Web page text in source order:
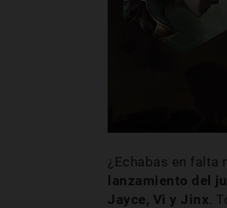
¿Echabas en falta
lanzamiento del
Jayce, Vi y Jinx .